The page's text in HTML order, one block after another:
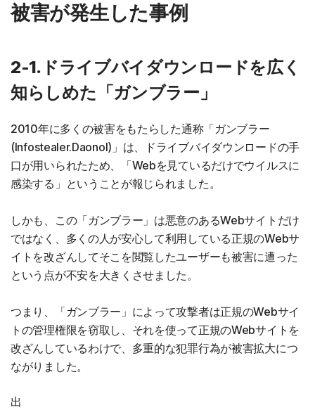
被害が発生した事例
2-1.ドライブバイダウンロードを広く
知らしめた「ガンブラー」
2010年に多くの被害をもたらした通称「ガンブラー
(Infostealer.Daonol)」は、ドライブバイダウンロードの手
口が用いられたため、「Webを見ているだけでウイルスに
感染する」ということが報じられました。
しかも、この「ガンブラー」は悪意のあるWebサイトだけ
ではなく、多くの人が安心して利用している正規のWebサ
イトを改ざんしてそこを閲覧したユーザーも被害に遭った
という点が不安を大きくさせました。
つまり、「ガンブラー」によって攻撃者は正規のWebサイ
トの管理権限を窃取し、それを使って正規のWebサイトを
改ざんしているわけで、多重的な犯罪行為が被害拡大につ
ながりました。
出